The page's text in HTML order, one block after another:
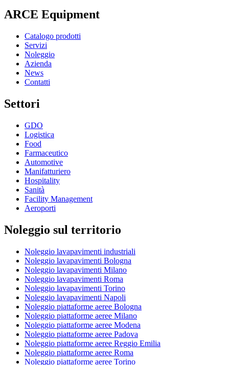
ARCE Equipment
Catalogo prodotti
Servizi
Noleggio
Azienda
News
Contatti
Settori
GDO
Logistica
Food
Farmaceutico
Automotive
Manifatturiero
Hospitality
Sanità
Facility Management
Aeroporti
Noleggio sul territorio
Noleggio lavapavimenti industriali
Noleggio lavapavimenti Bologna
Noleggio lavapavimenti Milano
Noleggio lavapavimenti Roma
Noleggio lavapavimenti Torino
Noleggio lavapavimenti Napoli
Noleggio piattaforme aeree Bologna
Noleggio piattaforme aeree Milano
Noleggio piattaforme aeree Modena
Noleggio piattaforme aeree Padova
Noleggio piattaforme aeree Reggio Emilia
Noleggio piattaforme aeree Roma
Noleggio piattaforme aeree Torino